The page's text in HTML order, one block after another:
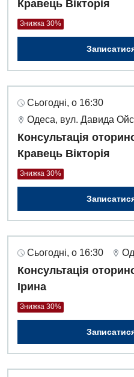
Кравець Вікторія
Знижка 30%
Сьогодні, о 16:30
Одеса, вул. Давида
Консультація
Кравець Вікторія
Знижка 30%
Сьогодні, о 16:30
Консультація
Ірина
Знижка 30%